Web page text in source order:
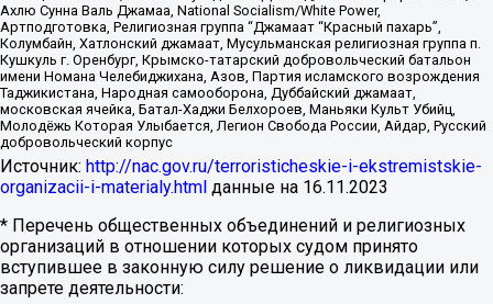
Ахлю Сунна Валь Джамаа, National Socialism/White Power,
Артподготовка, Религиозная группа “Джамаат “Красный пахарь”,
Колумбайн, Хатлонский джамаат, Мусульманская религиозная группа п.
Кушкуль г. Оренбург, Крымско-татарский добровольческий батальон
имени Номана Челебиджихана, Азов, Партия исламского возрождения
Таджикистана, Народная самооборона, Дуббайский джамаат,
московская ячейка, Батал-Хаджи Белхороев, Маньяки Культ Убийц,
Молодёжь Которая Улыбается, Легион Свобода России, Айдар, Русский
добровольческий корпус
Источник: http://nac.gov.ru/terroristicheskie-i-ekstremistskie-
organizacii-i-materialy.html данные на 16.11.2023
* Перечень общественных объединений и религиозных
организаций в отношении которых судом принято
вступившее в законную силу решение о ликвидации или
запрете деятельности: